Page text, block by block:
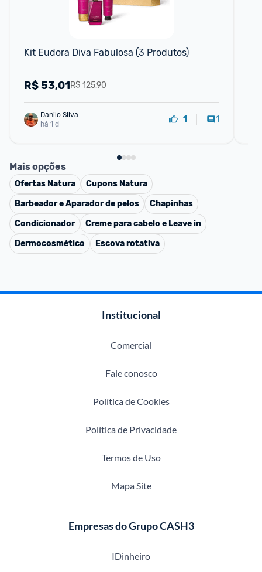
Kit Eudora Diva Fabulosa (3 Produtos)
R$ 125,90
R$53,01
Danilo Silva
há 1 d
1 1
Mais opções
Ofertas Natura Cupons Natura
Barbeador e Aparador de pelos
Chapinhas
Condicionador
Creme para cabelo e Leave in
Dermocosmético
Escova rotativa
Institucional
Comercial
Fale conosco
Política de Cookies
Política de Privacidade
Termos de Uso
Mapa Site
Empresas do Grupo CASH3
IDinheiro